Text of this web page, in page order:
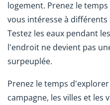
logement. Prenez le
vous intéresse à
Testez les eaux pendant
l'endroit ne devient pas
surpeuplée.
Prenez le temps
campagne, les villes et les